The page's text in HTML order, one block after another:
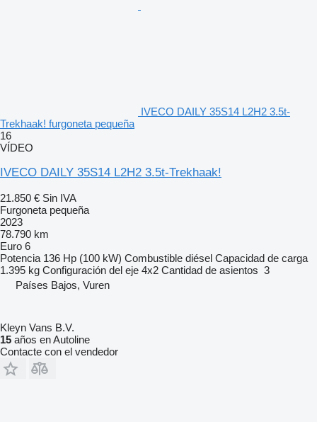
IVECO DAILY 35S14 L2H2 3.5t-
Trekhaak! furgoneta pequeña
16
VÍDEO
IVECO DAILY 35S14 L2H2 3.5t-Trekhaak!
21.850 € Sin IVA
Furgoneta pequeña
2023
78.790 km
Euro 6
Potencia 136 Hp (100 kW) Combustible diésel Capacidad de carga
1.395 kg Configuración del eje 4x2 Cantidad de asientos 3
Países Bajos, Vuren
Kleyn Vans B.V.
15 años en Autoline
Contacte con el vendedor